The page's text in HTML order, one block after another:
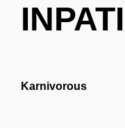
Karnivorous